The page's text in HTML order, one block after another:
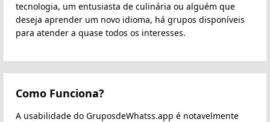
tecnologia, um entusiasta de culinária ou alguém que
deseja aprender um novo idioma, há grupos disponíveis
para atender a quase todos os interesses.
Como Funciona?
A usabilidade do GruposdeWhatss.app é notavelmente